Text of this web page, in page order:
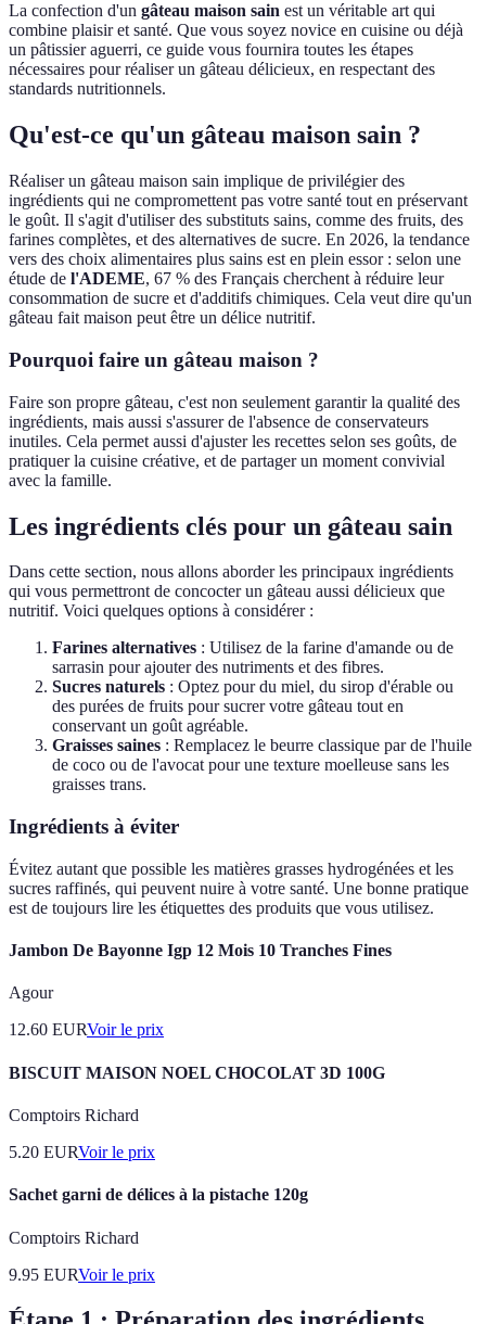
La confection d'un gâteau maison sain est un véritable art qui
combine plaisir et santé. Que vous soyez novice en cuisine ou déjà
un pâtissier aguerri, ce guide vous fournira toutes les étapes
nécessaires pour réaliser un gâteau délicieux, en respectant des
standards nutritionnels.
Qu'est-ce qu'un gâteau maison sain ?
Réaliser un gâteau maison sain implique de privilégier des
ingrédients qui ne compromettent pas votre santé tout en préservant
le goût. Il s'agit d'utiliser des substituts sains, comme des fruits, des
farines complètes, et des alternatives de sucre. En 2026, la tendance
vers des choix alimentaires plus sains est en plein essor : selon une
étude de l'ADEME, 67 % des Français cherchent à réduire leur
consommation de sucre et d'additifs chimiques. Cela veut dire qu'un
gâteau fait maison peut être un délice nutritif.
Pourquoi faire un gâteau maison ?
Faire son propre gâteau, c'est non seulement garantir la qualité des
ingrédients, mais aussi s'assurer de l'absence de conservateurs
inutiles. Cela permet aussi d'ajuster les recettes selon ses goûts, de
pratiquer la cuisine créative, et de partager un moment convivial
avec la famille.
Les ingrédients clés pour un gâteau sain
Dans cette section, nous allons aborder les principaux ingrédients
qui vous permettront de concocter un gâteau aussi délicieux que
nutritif. Voici quelques options à considérer :
Farines alternatives : Utilisez de la farine d'amande ou de
sarrasin pour ajouter des nutriments et des fibres.
Sucres naturels : Optez pour du miel, du sirop d'érable ou
des purées de fruits pour sucrer votre gâteau tout en
conservant un goût agréable.
Graisses saines : Remplacez le beurre classique par de l'huile
de coco ou de l'avocat pour une texture moelleuse sans les
graisses trans.
Ingrédients à éviter
Évitez autant que possible les matières grasses hydrogénées et les
sucres raffinés, qui peuvent nuire à votre santé. Une bonne pratique
est de toujours lire les étiquettes des produits que vous utilisez.
Jambon De Bayonne Igp 12 Mois 10 Tranches Fines
Agour
12.60 EURVoir le prix
BISCUIT MAISON NOEL CHOCOLAT 3D 100G
Comptoirs Richard
5.20 EURVoir le prix
Sachet garni de délices à la pistache 120g
Comptoirs Richard
9.95 EURVoir le prix